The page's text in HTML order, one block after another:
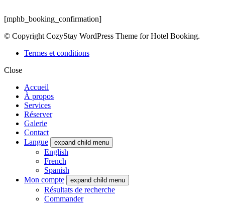
[mphb_booking_confirmation]
© Copyright CozyStay WordPress Theme for Hotel Booking.
Termes et conditions
Close
Accueil
À propos
Services
Réserver
Galerie
Contact
Langue
expand child menu
English
French
Spanish
Mon compte
expand child menu
Résultats de recherche
Commander